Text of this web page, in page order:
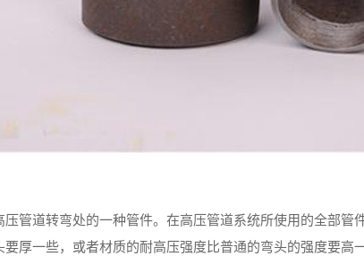
压管道转弯处的一种管件。在高压管道系统所使用的全部管
要厚一些，或者材质的耐高压强度比普通的弯头的强度要高